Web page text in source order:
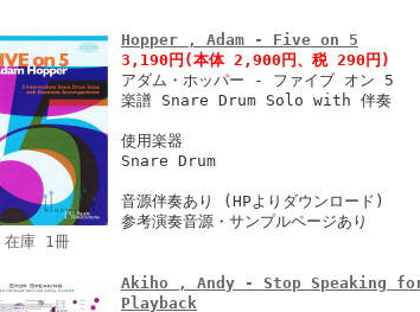
在庫 1冊
Hopper , Adam - Five on 5
3,190円 (本体 2,900円、税 290円)
アダム・ホッパー - ファイブ オン 5
楽譜 Snare Drum Solo with 伴奏
使用楽器
Snare Drum
音源伴奏あり (HPよりダウンロード)
参考演奏音源・サンプルページあり
Akiho , Andy - Stop Speaking
Playback